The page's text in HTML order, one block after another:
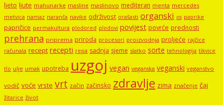
ljeto ljute mahunarke masline maslinovo mediteran menta mercedes
metvica namaz naranča navike održivost orašasti organski os paprike
papričice permakultura plodored plodovi povijest povrće prednosti
prehrana priprema priroda procesori proizvodnja proljeće rajčice
računala recept recepti repa sadnja sjeme slatko sorte tehnologija tikvice
tlo ulje umak upotreba uzgoj vegan veganska veganski veganstvo
vodič voće vrste vrt začin začinsko zdravlje zima značenje čaj
žitarice život